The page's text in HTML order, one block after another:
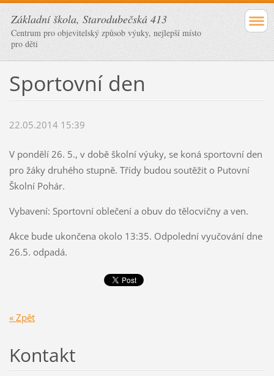
Základní škola, Starodubečská 413
Centrum pro objevitelský způsob výuky, nejlepší místo
pro děti
Sportovní den
22.05.2014 15:39
V pondělí 26. 5., v době školní výuky, se koná sportovní den
pro žáky druhého stupně. Třídy budou soutěžit o Putovní
Školní Pohár.
Vybavení: Sportovní oblečení a obuv do tělocvičny a ven.
Akce bude ukončena okolo 13:35. Odpolední vyučování dne
26.5. odpadá.
« Zpět
Kontakt